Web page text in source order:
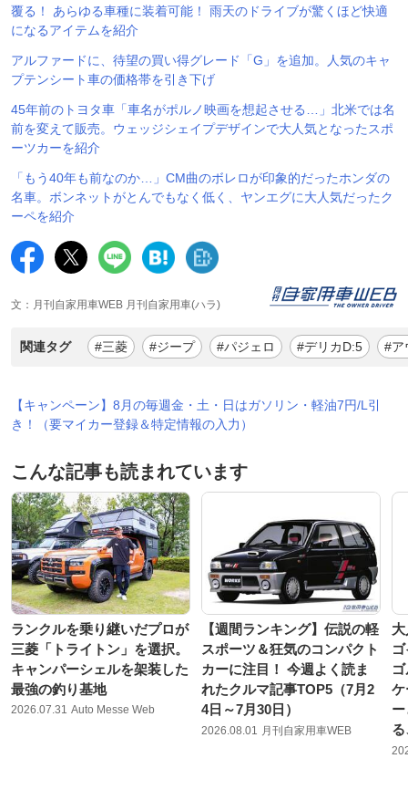
覆る！ あらゆる車種に装着可能！ 雨天のドライブが驚くほど快適
になるアイテムを紹介
アルファードに、待望の買い得グレード「G」を追加。人気のキャ
プテンシート車の価格帯を引き下げ
45年前のトヨタ車「車名がポルノ映画を想起させる…」北米では名
前を変えて販売。ウェッジシェイプデザインで大人気となったスポ
ーツカーを紹介
「もう40年も前なのか…」CM曲のボレロが印象的だったホンダの
名車。ボンネットがとんでもなく低く、ヤンエグに大人気だったク
ーペを紹介
文：月刊自家用車WEB 月刊自家用車(ハラ)
関連タグ #三菱 #ジープ #パジェロ #デリカD:5 #ア
【キャンペーン】8月の毎週金・土・日はガソリン・軽油7円/L引
き！（要マイカー登録＆特定情報の入力）
こんな記事も読まれています
ランクルを乗り継いだプロが
三菱「トライトン」を選択。
キャンパーシェルを架装した
最強の釣り基地
2026.07.31 Auto Messe Web
【週間ランキング】伝説の軽
スポーツ＆狂気のコンパクト
カーに注目！ 今週よく読ま
れたクルマ記事TOP5（7月2
4日～7月30日）
2026.08.01 月刊自家用車WEB
ケ